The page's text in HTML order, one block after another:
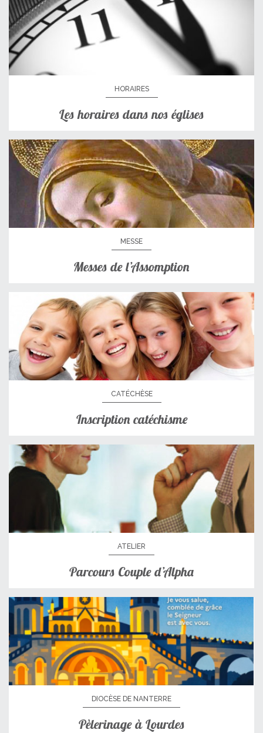
HORAIRES
Les horaires dans nos églises
MESSE
Messes de l’Assomption
CATÉCHÈSE
Inscription catéchisme
ATELIER
Parcours Couple d’Alpha
DIOCÈSE DE NANTERRE
Pèlerinage à Lourdes